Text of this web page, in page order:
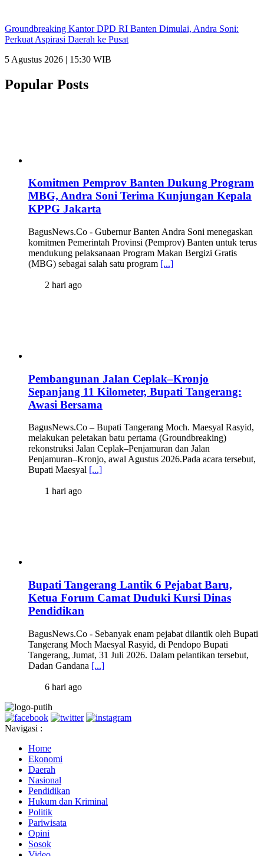
Groundbreaking Kantor DPD RI Banten Dimulai, Andra Soni:
Perkuat Aspirasi Daerah ke Pusat
5 Agustus 2026 | 15:30 WIB
Popular Posts
Komitmen Pemprov Banten Dukung Program
MBG, Andra Soni Terima Kunjungan Kepala
KPPG Jakarta
BagusNews.Co - Gubernur Banten Andra Soni menegaskan
komitmen Pemerintah Provinsi (Pemprov) Banten untuk terus
mendukung pelaksanaan Program Makan Bergizi Gratis
(MBG) sebagai salah satu program [...]
2 hari ago
Pembangunan Jalan Ceplak–Kronjo
Sepanjang 11 Kilometer, Bupati Tangerang:
Awasi Bersama
BagusNews.Co – Bupati Tangerang Moch. Maesyal Rasyid,
melakukan peletakan batu pertama (Groundbreaking)
rekonstruksi Jalan Ceplak–Penjamuran dan Jalan
Penjamuran–Kronjo, awal Agustus 2026.Pada acara tersebut,
Bupati Maesyal [...]
1 hari ago
Bupati Tangerang Lantik 6 Pejabat Baru,
Ketua Forum Camat Duduki Kursi Dinas
Pendidikan
BagusNews.Co - Sebanyak enam pejabat dilantik oleh Bupati
Tangerang Moch Maesyal Rasyid, di Pendopo Bupati
Tangerang, Jumat, 31 Juli 2026. Dalam pelantikan tersebut,
Dadan Gandana [...]
6 hari ago
Navigasi :
Home
Ekonomi
Daerah
Nasional
Pendidikan
Hukum dan Kriminal
Politik
Pariwisata
Opini
Sosok